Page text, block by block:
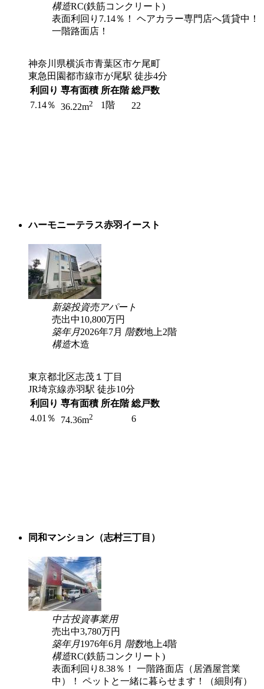
構造RC(鉄筋コンクリート)
表面利回り7.14％！ ヘアカラー専門店へ賃貸中！
一階路面店！
神奈川県横浜市青葉区市ケ尾町
東急田園都市線市が尾駅 徒歩4分
利回り 専有面積 所在階 総戸数
7.14％ 36.22m2 1階 22
ハーモニーテラス赤羽イースト
新築投資売アパート
売出中10,800万円
築年月2026年7月 階数地上2階
構造木造
東京都北区志茂１丁目
JR埼京線赤羽駅 徒歩10分
利回り 専有面積 所在階 総戸数
4.01％
74.36m2 6
同和マンション（志村三丁目）
中古投資事業用
売出中3,780万円
築年月1976年6月 階数地上4階
構造RC(鉄筋コンクリート)
表面利回り8.38％！ 一階路面店（居酒屋営業
中）！ ペットと一緒に暮らせます！（細則有）